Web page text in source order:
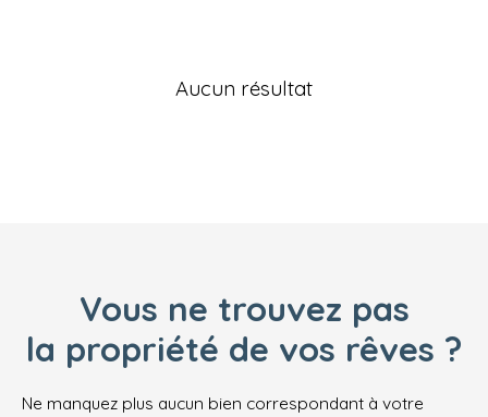
Aucun résultat
Vous ne trouvez pas
la propriété de vos rêves ?
Ne manquez plus aucun bien correspondant à votre